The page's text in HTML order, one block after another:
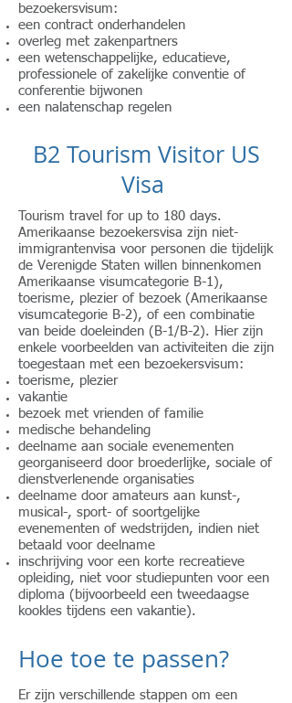
bezoekersvisum:
een contract onderhandelen
overleg met zakenpartners
een wetenschappelijke, educatieve,
professionele of zakelijke conventie of
conferentie bijwonen
een nalatenschap regelen
B2 Tourism Visitor US
Visa
Tourism travel for up to 180 days.​
Amerikaanse bezoekersvisa zijn niet-
immigrantenvisa voor personen die tijdelijk
de Verenigde Staten willen binnenkomen
Amerikaanse visumcategorie B-1),
toerisme, plezier of bezoek (Amerikaanse
visumcategorie B-2), of een combinatie
van beide doeleinden (B-1/B-2). Hier zijn
enkele voorbeelden van activiteiten die zijn
toegestaan met een bezoekersvisum:
toerisme, plezier
vakantie
bezoek met vrienden of familie
medische behandeling
deelname aan sociale evenementen
georganiseerd door broederlijke, sociale of
dienstverlenende organisaties
deelname door amateurs aan kunst-,
musical-, sport- of soortgelijke
evenementen of wedstrijden, indien niet
betaald voor deelname
inschrijving voor een korte recreatieve
opleiding, niet voor studiepunten voor een
diploma (bijvoorbeeld een tweedaagse
kookles tijdens een vakantie).
Hoe toe te passen?
Er zijn verschillende stappen om een